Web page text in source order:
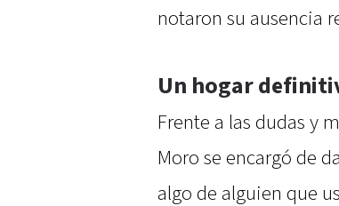
notaron su ausencia
Un hogar
Frente a las dudas y
Moro se encargó de
algo de alguien que